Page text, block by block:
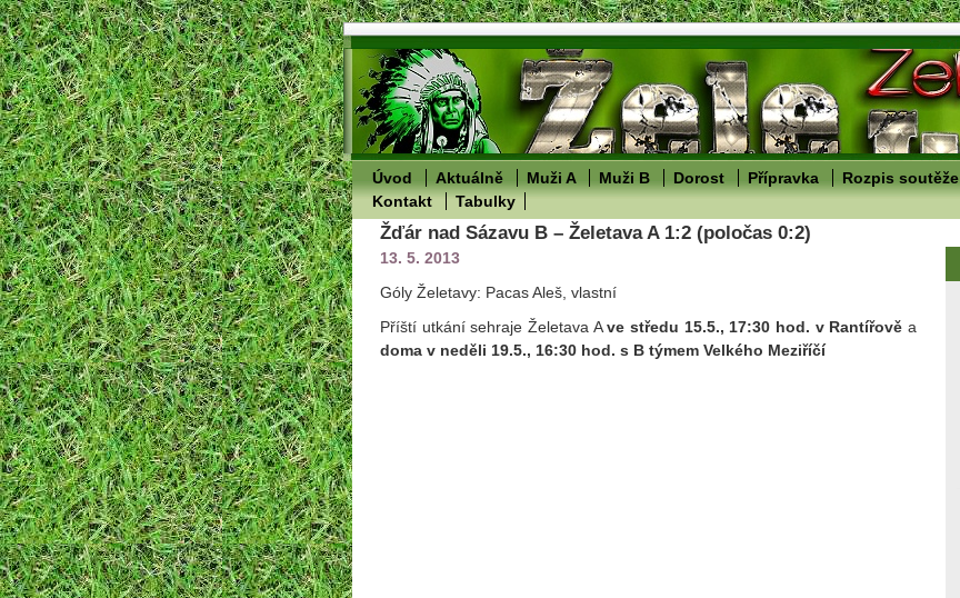
Úvod Aktuálně Muži A Muži B Dorost Přípravka Rozpis soutěže
Kontakt
Tabulky
Žďár nad Sázavu B – Želetava A 1:2 (poločas 0:2)
13. 5. 2013
Góly Želetavy: Pacas Aleš, vlastní
Příští utkání sehraje Želetava Ave středu 15.5., 17:30 hod. v Rantířově a
doma v neděli 19.5., 16:30 hod. s B týmem Velkého Meziříčí